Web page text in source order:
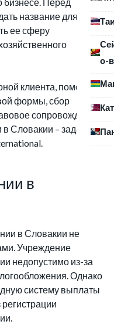
о-
название для
ее сферу
клиента, помощь в
формы, сбор
сопровождение
Словакии – задачи
в
в Словакии не
Учреждение
недопустимо из-за
Однако
систему выплаты